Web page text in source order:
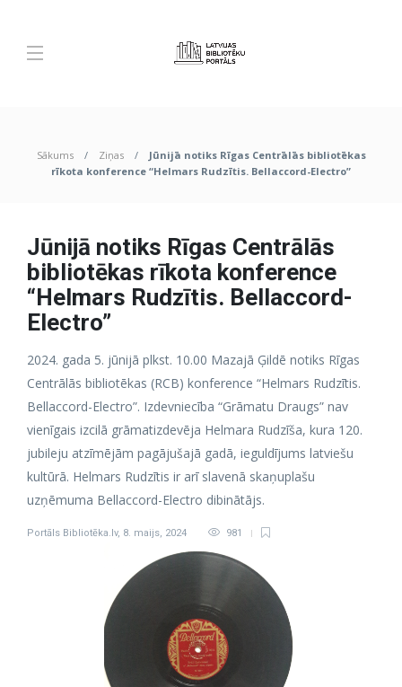
Sākums Ziņas
Jūnijā notiks Rīgas Centrālās bibliotēkas
rīkota konference “Helmars Rudzītis. Bellaccord-Electro”
Jūnijā notiks Rīgas Centrālās
bibliotēkas rīkota konference
“Helmars Rudzītis. Bellaccord-
Electro”
2024. gada 5. jūnijā plkst. 10.00 Mazajā Ģildē notiks Rīgas
Centrālās bibliotēkas (RCB) konference “Helmars Rudzītis.
Bellaccord-Electro”. Izdevniecība “Grāmatu Draugs” nav
vienīgais izcilā grāmatizdevēja Helmara Rudzīša, kura 120.
jubileju atzīmējām pagājušajā gadā, ieguldījums latviešu
kultūrā. Helmars Rudzītis ir arī slavenā skaņuplašu
uzņēmuma Bellaccord-Electro dibinātājs.
Portāls Bibliotēka.lv, 8. maijs, 2024 981